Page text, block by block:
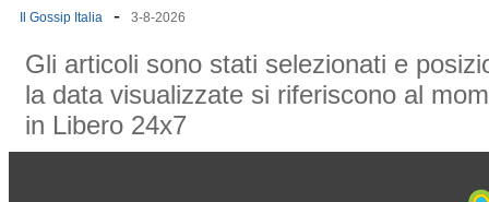
Il Gossip Italia - 3-8-2026
Gli articoli sono stati selezionati e
la data visualizzate si riferiscono al
in Libero 24x7